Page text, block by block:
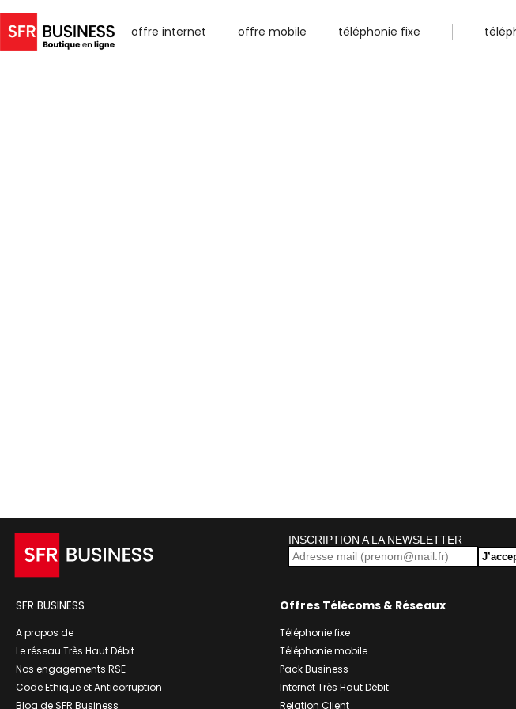
offre internet offre mobile téléphonie fixe
INSCRIPTION A LA NEWSLETTER
SFR BUSINESS
A propos de
Le réseau Très Haut Débit
Nos engagements RSE
Code Ethique et Anticorruption
Blog de SFR Business
Offres Télécoms & Réseaux
Téléphonie fixe
Téléphonie mobile
Pack Business
Internet Très Haut Débit
Relation Client